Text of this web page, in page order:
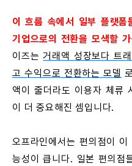
이 흐름 속에서 일부 플랫폼
기업으로의 전환을 모색할
이즈는거래액 성장보다 트
고 수익으로 전환하는 모델
액이 줄더라도 이용자 체류
이 더 중요해진 셈입니다.
오프라인에서는 편의점이
능성이 큽니다. 일본 편의점